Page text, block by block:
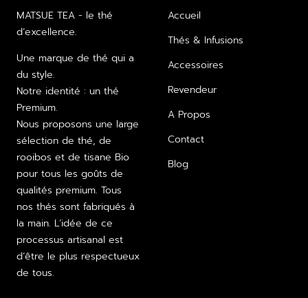
MATSUE TEA - le thé
d’excellence.
Une marque de thé qui a
du style.
Notre identité : un thé
Premium.
Nous proposons une large
sélection de thé, de
rooibos et de tisane Bio
pour tous les goûts de
qualités premium. Tous
nos thés sont fabriqués à
la main. L’idée de ce
processus artisanal est
d’être le plus respectueux
de tous.
Accueil
Thés & Infusions
Accessoires
Revendeur
A Propos
Contact
Blog